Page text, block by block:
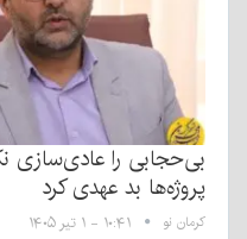
بی‌‌حجابی را عادی‌سازی
پروژه‌ها بد عهدی کرد
کرمان نو ۱۰:۴۱ - ۱ تیر ۱۴۰۵